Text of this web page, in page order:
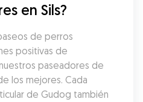
en Sils?
de perros
positivas de
paseadores de
los mejores. Cada
de Gudog también